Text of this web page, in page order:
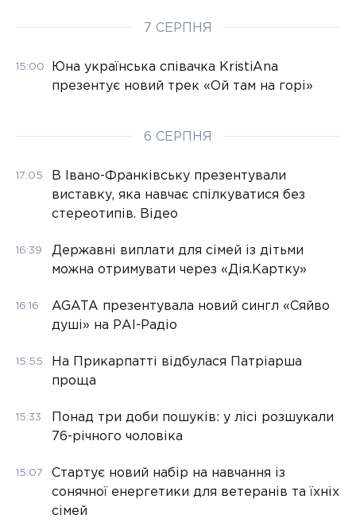
7 СЕРПНЯ
15:00
Юна українська співачка KristiAna
презентує новий трек «Ой там на горі»
6 СЕРПНЯ
17:05
В Івано-Франківську презентували
виставку, яка навчає спілкуватися без
стереотипів. Відео
16:39
Державні виплати для сімей із дітьми
можна отримувати через «Дія.Картку»
16:16
AGATA презентувала новий сингл «Сяйво
душі» на РАІ-Радіо
15:55
На Прикарпатті відбулася Патріарша
проща
15:33
Понад три доби пошуків: у лісі розшукали
76-річного чоловіка
15:07
Стартує новий набір на навчання із
сонячної енергетики для ветеранів та їхніх
сімей